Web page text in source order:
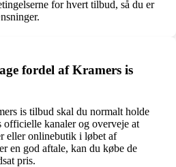
for hvert tilbud, så du er
fordel af Kramers is
is tilbud skal du normalt holde
officielle kanaler og overveje at
eller onlinebutik i løbet af
en god aftale, kan du købe de
pris.